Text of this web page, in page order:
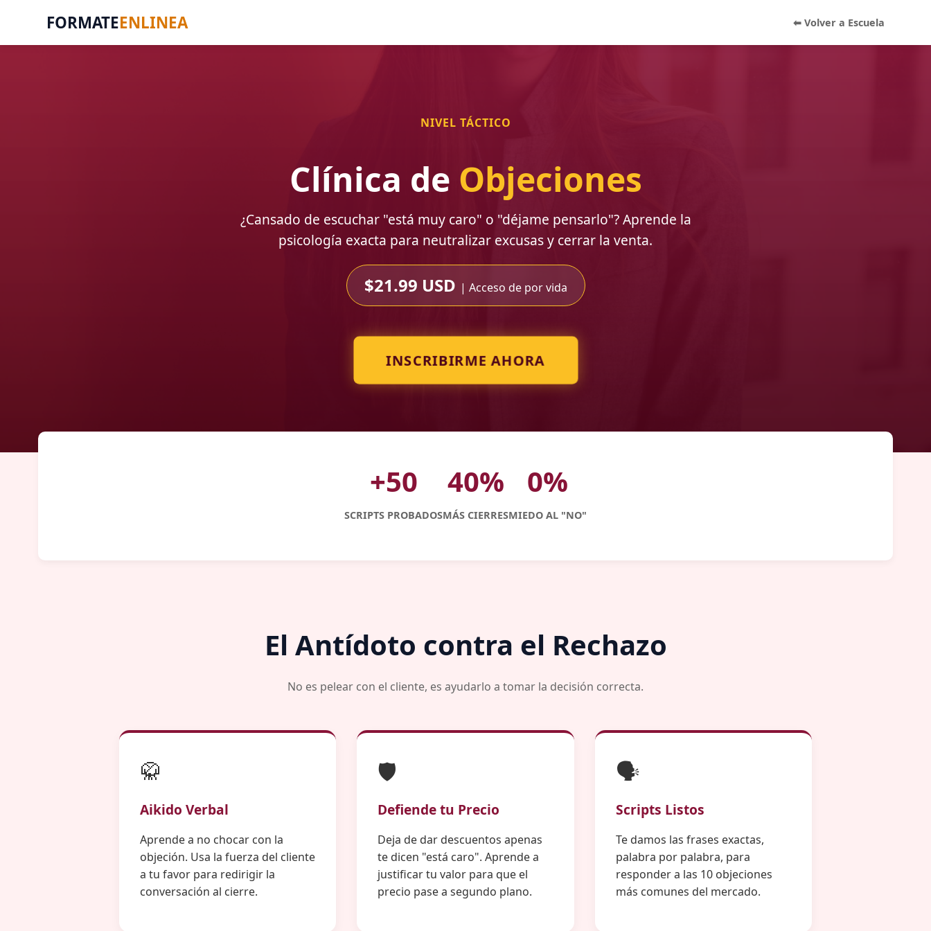
FORMATEENLINEA ⬅ Volver a Escuela
NIVEL TÁCTICO
Clínica de Objeciones
¿Cansado de escuchar "está muy caro" o "déjame pensarlo"? Aprende la
psicología exacta para neutralizar excusas y cerrar la venta.
$21.99 USD | Acceso de por vida
INSCRIBIRME AHORA
+50
SCRIPTS PROBADOS
40%
MÁS CIERRES
0%
MIEDO AL "NO"
El Antídoto contra el Rechazo
No es pelear con el cliente, es ayudarlo a tomar la decisión correcta.
🥋
Aikido Verbal
Aprende a no chocar con la
objeción. Usa la fuerza del cliente
a tu favor para redirigir la
conversación al cierre.
🛡️
Defiende tu Precio
Deja de dar descuentos apenas
te dicen "está caro". Aprende a
justificar tu valor para que el
precio pase a segundo plano.
🗣️
Scripts Listos
Te damos las frases exactas,
palabra por palabra, para
responder a las 10 objeciones
más comunes del mercado.